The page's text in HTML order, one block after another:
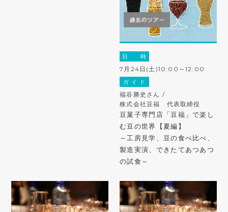
日 時
7月24日(土)10:00～12:00
ガ イ ド
福谷勝史さん /
株式会社豆福 代表取締役
豆菓子専門店「豆福」で楽し
む豆の世界【夏編】
～工房見学、豆の食べ比べ、
製造実演、できたてあつあつ
の試食～